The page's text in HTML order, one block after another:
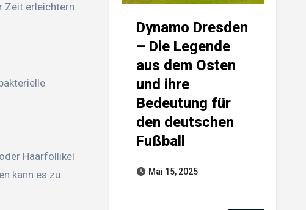
Zeit erleichtern
Haarfollikel
kann es zu
Dynamo Dresden
– Die Legende
aus dem Osten
und ihre
Bedeutung für
den deutschen
Fußball
Mai 15, 2025